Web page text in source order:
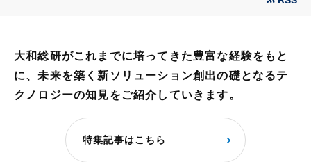
大和総研がこれまでに培ってきた豊富な経験をもと
に、未来を築く新ソリューション創出の礎となるテ
クノロジーの知見をご紹介していきます。
特集記事はこちら